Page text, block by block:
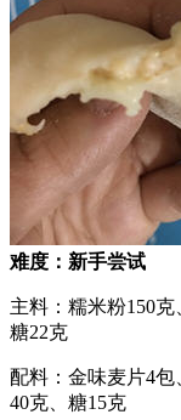
难度：新手尝试
主料：糯米粉150克
糖22克
配料：金味麦片4包
40克、糖15克